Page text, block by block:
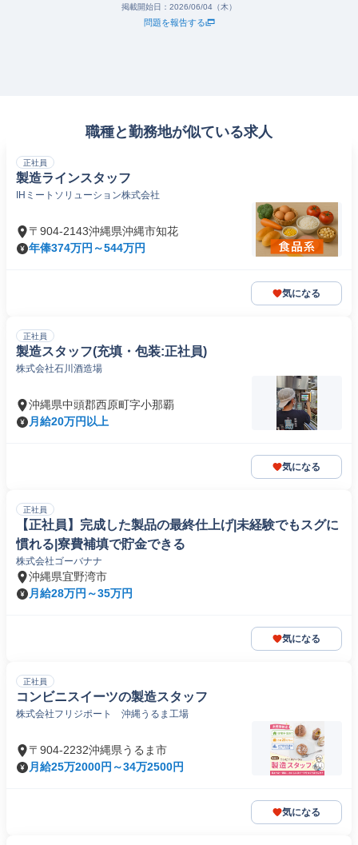
掲載開始日： 2026/06/04（木）
問題を報告する
職種と勤務地が似ている求人
正社員
製造ラインスタッフ
IHミートソリューション株式会社
〒904-2143沖縄県沖縄市知花
年俸374万円～544万円
気になる
正社員
製造スタッフ(充填・包装:正社員)
株式会社石川酒造場
沖縄県中頭郡西原町字小那覇
月給20万円以上
気になる
正社員
【正社員】完成した製品の最終仕上げ|未経験でもスグに
慣れる|寮費補填で貯金できる
株式会社ゴーバナナ
沖縄県宜野湾市
月給28万円～35万円
気になる
正社員
コンビニスイーツの製造スタッフ
株式会社フリジポート 沖縄うるま工場
〒904-2232沖縄県うるま市
月給25万2000円～34万2500円
気になる